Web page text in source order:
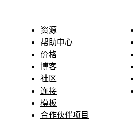
资源
帮助中心
价格
博客
社区
连接
模板
合作伙伴项目